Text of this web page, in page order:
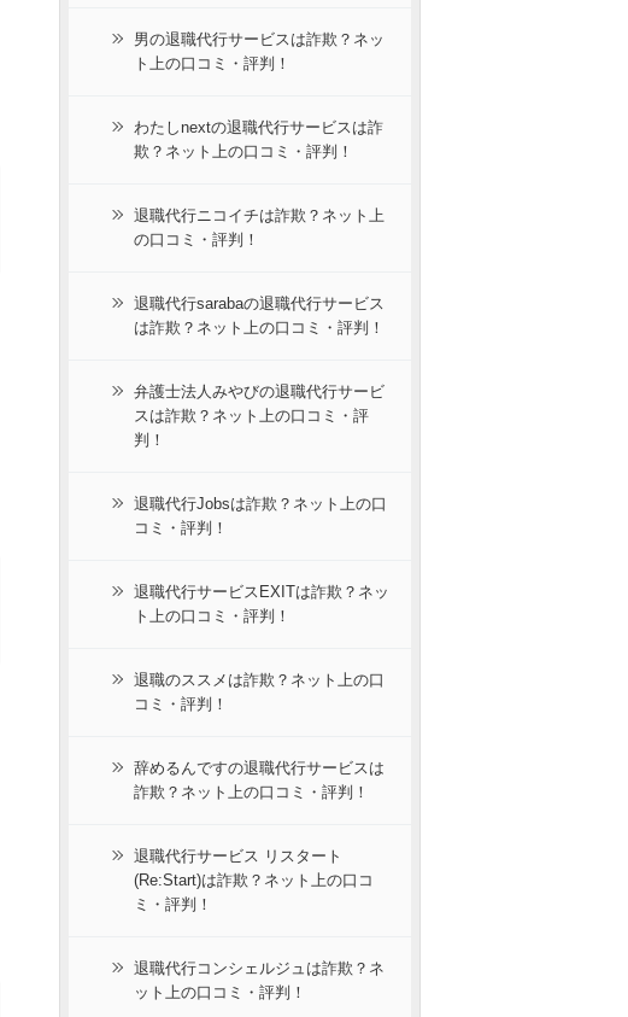
男の退職代行サービスは詐欺？ネッ
ト上の口コミ・評判！
わたしnextの退職代行サービスは詐
欺？ネット上の口コミ・評判！
退職代行ニコイチは詐欺？ネット上
の口コミ・評判！
退職代行sarabaの退職代行サービス
は詐欺？ネット上の口コミ・評判！
弁護士法人みやびの退職代行サービ
スは詐欺？ネット上の口コミ・評
判！
退職代行Jobsは詐欺？ネット上の口
コミ・評判！
退職代行サービスEXITは詐欺？ネッ
ト上の口コミ・評判！
退職のススメは詐欺？ネット上の口
コミ・評判！
辞めるんですの退職代行サービスは
詐欺？ネット上の口コミ・評判！
退職代行サービス リスタート
(Re:Start)は詐欺？ネット上の口コ
ミ・評判！
退職代行コンシェルジュは詐欺？ネ
ット上の口コミ・評判！